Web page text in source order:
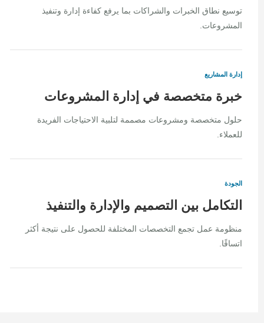
توسيع نطاق الخبرات والشراكات بما يرفع كفاءة إدارة وتنفيذ
المشروعات.
إدارة المشاريع
خبرة متخصصة في إدارة المشروعات
حلول متخصصة ومشروعات مصممة لتلبية الاحتياجات الفريدة
للعملاء.
الجودة
التكامل بين التصميم والإدارة والتنفيذ
منظومة عمل تجمع التخصصات المختلفة للحصول على نتيجة أكثر
اتساقًا.